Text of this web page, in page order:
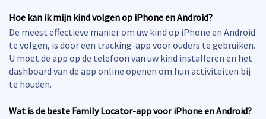
Hoe kan ik mijn kind volgen op iPhone en Android?
De meest effectieve manier om uw kind op iPhone en Android
te volgen, is door een tracking-app voor ouders te gebruiken.
U moet de app op de telefoon van uw kind installeren en het
dashboard van de app online openen om hun activiteiten bij
te houden.
Wat is de beste Family Locator-app voor iPhone en Android?